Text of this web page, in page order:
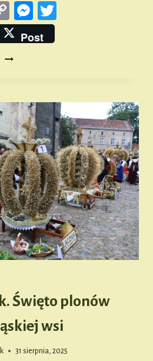
Copy
Link
Messenger
Post
DLACZEGO
Święto plonów
wsi
31 sierpnia, 2025